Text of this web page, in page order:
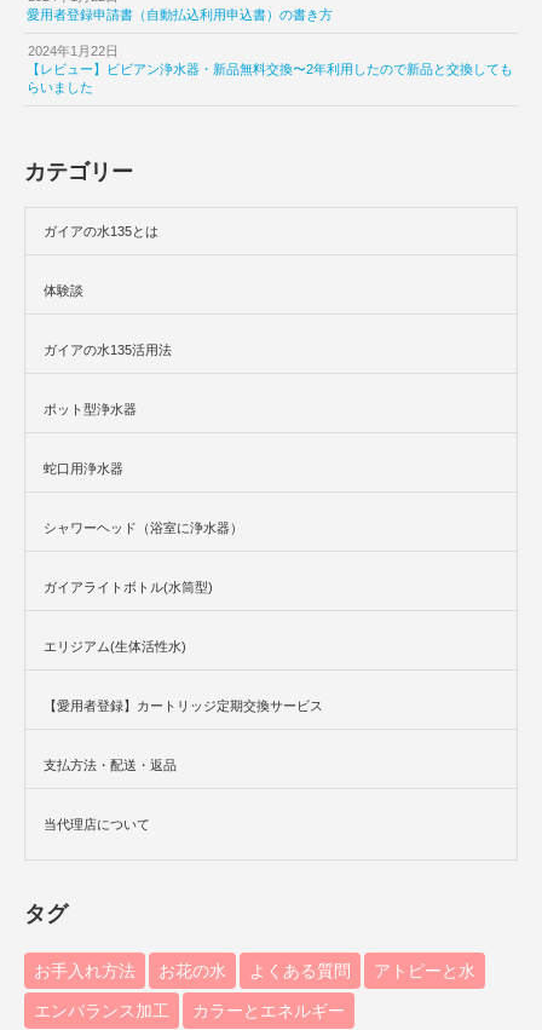
愛用者登録申請書（自動払込利用申込書）の書き方
2024年1月22日
【レビュー】ビビアン浄水器・新品無料交換〜2年利用したので新品と交換しても
らいました
カテゴリー
ガイアの水135とは
体験談
ガイアの水135活用法
ポット型浄水器
蛇口用浄水器
シャワーヘッド（浴室に浄水器）
ガイアライトボトル(水筒型)
エリジアム(生体活性水)
【愛用者登録】カートリッジ定期交換サービス
支払方法・配送・返品
当代理店について
タグ
お手入れ方法 お花の水 よくある質問 アトピーと水
エンバランス加工 カラーとエネルギー